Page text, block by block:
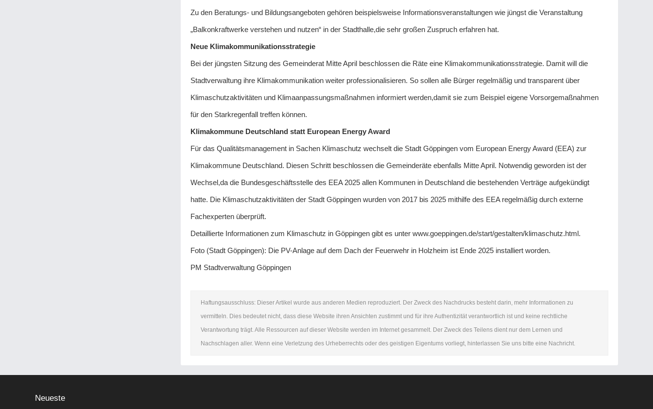
Zu den Beratungs- und Bildungsangeboten gehören beispielsweise Informationsveranstaltungen wie jüngst die Veranstaltung
„Balkonkraftwerke verstehen und nutzen“ in der Stadthalle,die sehr großen Zuspruch erfahren hat.
Neue Klimakommunikationsstrategie
Bei der jüngsten Sitzung des Gemeinderat Mitte April beschlossen die Räte eine Klimakommunikationsstrategie. Damit will die
Stadtverwaltung ihre Klimakommunikation weiter professionalisieren. So sollen alle Bürger regelmäßig und transparent über
Klimaschutzaktivitäten und Klimaanpassungsmaßnahmen informiert werden,damit sie zum Beispiel eigene Vorsorgemaßnahmen
für den Starkregenfall treffen können.
Klimakommune Deutschland statt European Energy Award
Für das Qualitätsmanagement in Sachen Klimaschutz wechselt die Stadt Göppingen vom European Energy Award (EEA) zur
Klimakommune Deutschland. Diesen Schritt beschlossen die Gemeinderäte ebenfalls Mitte April. Notwendig geworden ist der
Wechsel,da die Bundesgeschäftsstelle des EEA 2025 allen Kommunen in Deutschland die bestehenden Verträge aufgekündigt
hatte. Die Klimaschutzaktivitäten der Stadt Göppingen wurden von 2017 bis 2025 mithilfe des EEA regelmäßig durch externe
Fachexperten überprüft.
Detaillierte Informationen zum Klimaschutz in Göppingen gibt es unter www.goeppingen.de/start/gestalten/klimaschutz.html.
Foto (Stadt Göppingen): Die PV-Anlage auf dem Dach der Feuerwehr in Holzheim ist Ende 2025 installiert worden.
PM Stadtverwaltung Göppingen
Haftungsausschluss: Dieser Artikel wurde aus anderen Medien reproduziert. Der Zweck des Nachdrucks besteht darin, mehr Informationen zu
vermitteln. Dies bedeutet nicht, dass diese Website ihren Ansichten zustimmt und für ihre Authentizität verantwortlich ist und keine rechtliche
Verantwortung trägt. Alle Ressourcen auf dieser Website werden im Internet gesammelt. Der Zweck des Teilens dient nur dem Lernen und
Nachschlagen aller. Wenn eine Verletzung des Urheberrechts oder des geistigen Eigentums vorliegt, hinterlassen Sie uns bitte eine Nachricht.
Neueste